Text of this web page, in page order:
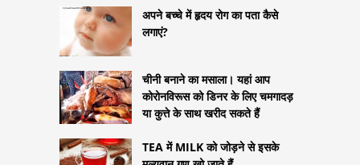
अपने बच्चे में हृदय रोग का पता कैसे
लगाएं?
चीनी बनाने का मसाला। यहां आप
कोरोनविरूस को डिनर के लिए चमगादड़
या कुत्ते के साथ खरीद सकते हैं
TEA में MILK को जोड़ने से इसके